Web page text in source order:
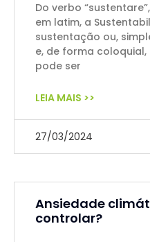
Do verbo
em latim, a
sustentação ou,
e, de forma
pode ser
LEIA MAIS >>
27/03/2024
Ansiedade
controlar?